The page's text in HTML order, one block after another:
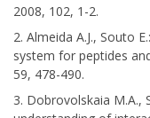
2008, 102, 1-2.
2. Almeida A.J., Souto
system for peptides
59, 478-490.
3. Dobrovolskaia M.A.,